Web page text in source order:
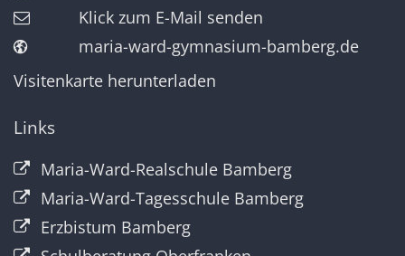
Klick zum E-Mail senden
maria-ward-gymnasium-bamberg.de
Visitenkarte herunterladen
Links
Maria-Ward-Realschule Bamberg
Maria-Ward-Tagesschule Bamberg
Erzbistum Bamberg